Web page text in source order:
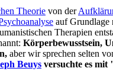
Theorie von der
auf Grundlage
Therapien
Körperbewusstsein,
aber wir sprechen selten
Beuys versuchte es mit